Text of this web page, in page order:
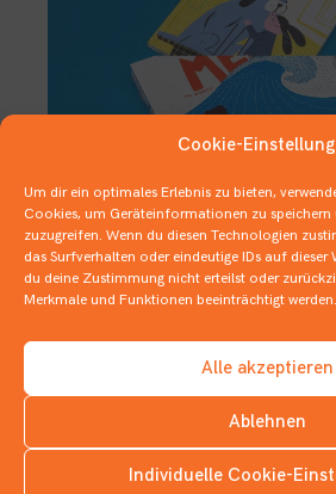
Cookie-
Um dir ein optimales Erlebnis zu bieten,
Cookies, um Geräteinformationen zu
zuzugreifen. Wenn du diesen Technologien
das Surfverhalten oder eindeutige IDs auf dieser
du deine Zustimmung nicht erteilst oder
Merkmale und Funktionen beeinträchtigt werden.
Alle akzeptieren
Ablehnen
Individuelle Cookie-
Deutscher
Nominierungen
Bilderbuch
ABC-BÜCHER,BILDERBÜCHER,DEUTSCHER